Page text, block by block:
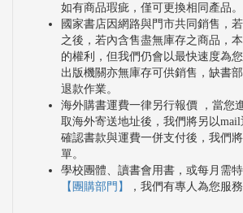
如有商品瑕疵，僅可更換相同產品。
國家書店因網路與門市共同銷售，
之後，若內含售盡無庫存之商品，
的權利，但我們仍會以最快速度為
出版機關亦無庫存可供銷售，缺書
退款作業。
海外購書運費一律另行報價 ，當您
取海外寄送地址後，我們將另以mail
確認書款與運費一併支付後，我們
單。
學校團體、讀書會用書，或每月需
【團購部門】
，我們有專人為您服務